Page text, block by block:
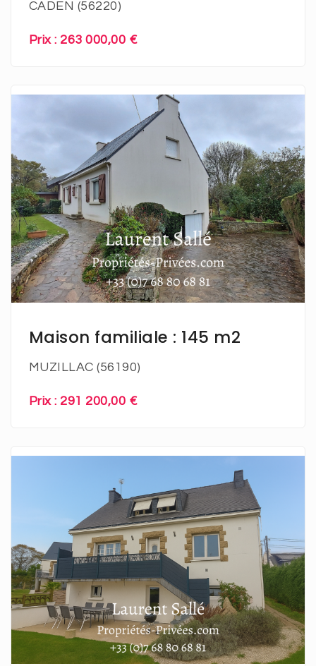
CADEN (56220)
Prix : 263 000,00 €
Maison familiale : 145 m2
MUZILLAC (56190)
Prix : 291 200,00 €
En savoir plus
En savoir plus